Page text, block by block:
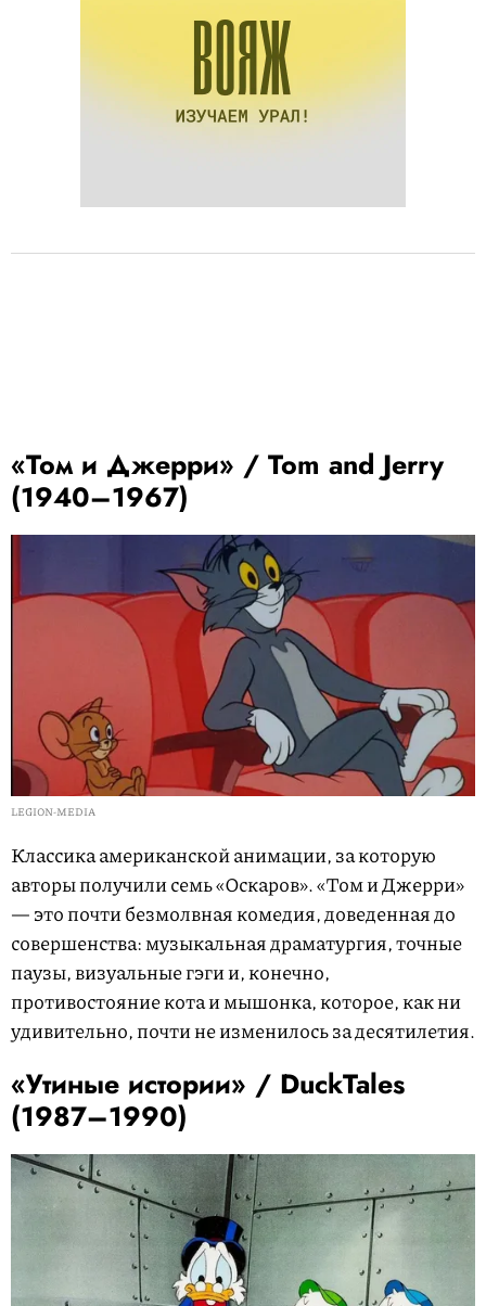
«Том и Джерри» / Tom and Jerry
(1940–1967)
LEGION-MEDIA
Классика американской анимации, за которую
авторы получили семь «Оскаров». «Том и Джерри»
— это почти безмолвная комедия, доведенная до
совершенства: музыкальная драматургия, точные
паузы, визуальные гэги и, конечно,
противостояние кота и мышонка, которое, как ни
удивительно, почти не изменилось за десятилетия.
«Утиные истории» / DuckTales
(1987–1990)